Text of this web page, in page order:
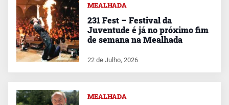
MEALHADA
231 Fest – Festival da
Juventude é já no próximo fim
de semana na Mealhada
22 de Julho, 2026
MEALHADA